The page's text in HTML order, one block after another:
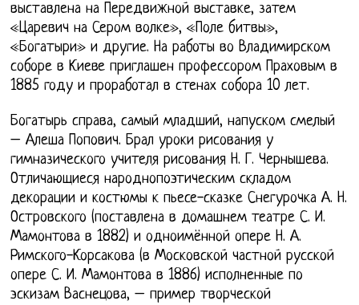
выставлена на Передвижной выставке, затем
«Царевич на Сером волке», «Поле битвы»,
«Богатыри» и другие. На работы во Владимирском
соборе в Киеве приглашен профессором Праховым в
1885 году и проработал в стенах собора 10 лет.
Богатырь справа, самый младший, напуском смелый
– Алеша Попович. Брал уроки рисования у
гимназического учителя рисования Н. Г. Чернышева.
Отличающиеся народнопоэтическим складом
декорации и костюмы к пьесе-сказке Снегурочка А. Н.
Островского (поставлена в домашнем театре С. И.
Мамонтова в 1882) и одноимённой опере Н. А.
Римского-Корсакова (в Московской частной русской
опере С. И. Мамонтова в 1886) исполненные по
эскизам Васнецова, – пример творческой